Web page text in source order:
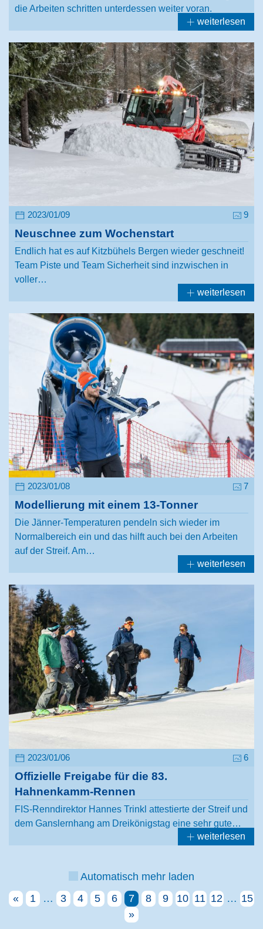
die Arbeiten schritten unterdessen weiter voran.
weiterlesen
2023/01/09 9
Neuschnee zum Wochenstart
Endlich hat es auf Kitzbühels Bergen wieder geschneit!
Team Piste und Team Sicherheit sind inzwischen in
voller…
weiterlesen
2023/01/08 7
Modellierung mit einem 13-Tonner
Die Jänner-Temperaturen pendeln sich wieder im
Normalbereich ein und das hilft auch bei den Arbeiten
auf der Streif. Am…
weiterlesen
2023/01/06 6
Offizielle Freigabe für die 83.
Hahnenkamm-Rennen
FIS-Renndirektor Hannes Trinkl attestierte der Streif und
dem Ganslernhang am Dreikönigstag eine sehr gute…
weiterlesen
Automatisch mehr laden
«
1 … 3 4 5 6 7 8 9 10 11 12 … 15
»